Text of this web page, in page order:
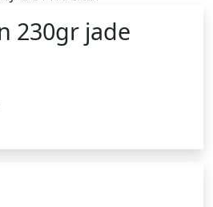
230gr jade